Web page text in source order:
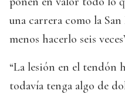
una carrera como la
menos hacerlo seis
“La lesión en el tendón
todavía tenga algo de